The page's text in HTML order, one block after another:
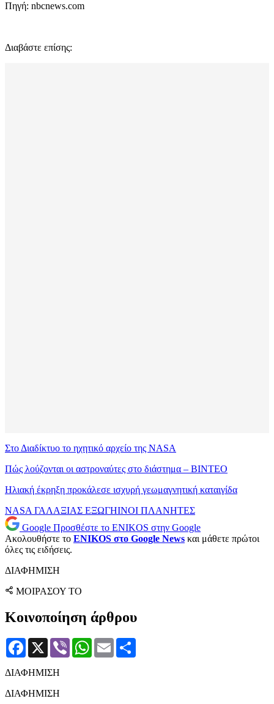
Πηγή: nbcnews.com
Διαβάστε επίσης:
Στο Διαδίκτυο το ηχητικό αρχείο της NASA
Πώς λούζονται οι αστροναύτες στο διάστημα – ΒΙΝΤΕΟ
Ηλιακή έκρηξη προκάλεσε ισχυρή γεωμαγνητική καταιγίδα
NASA ΓΑΛΑΞΙΑΣ ΕΞΩΓΗΙΝΟΙ ΠΛΑΝΗΤΕΣ
Google Προσθέστε το ENIKOS στην Google
Ακολουθήστε το ENIKOS στο Google News και μάθετε πρώτοι
όλες τις ειδήσεις.
ΔΙΑΦΗΜΙΣΗ
ΜΟΙΡΑΣΟΥ ΤΟ
Κοινοποίηση άρθρου
Facebook
X Viber WhatsApp
Email
ΔΙΑΦΗΜΙΣΗ
ΔΙΑΦΗΜΙΣΗ